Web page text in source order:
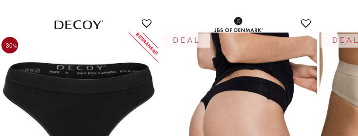
-30% BEGRÄNSAD D E A L D E A L